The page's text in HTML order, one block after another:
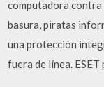
computadora
basura, piratas
una protección
fuera de línea.